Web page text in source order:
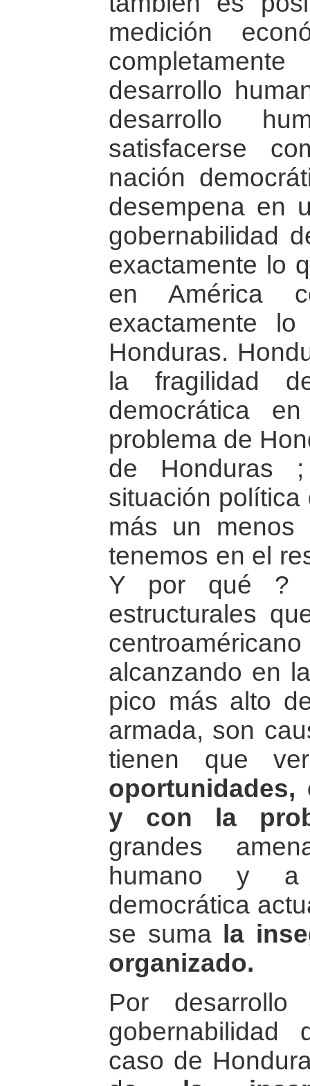
medición
desarrollo
desarrollo
satisfacerse
nación
desempena en
gobernabilidad
exactamente lo
en América
exactamente
Honduras.
la fragilidad
democrática
problema de
de Honduras
situación
más un
tenemos en el
Y por qué ?
estructurales
alcanzando en
pico más alto
armada, son
tienen que
y con la
grandes
humano y a
democrática
se suma
la
organizado.
Por
gobernabilidad
caso de